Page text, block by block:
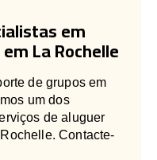
em
La Rochelle
de grupos em
um dos
de aluguer
Contacte-